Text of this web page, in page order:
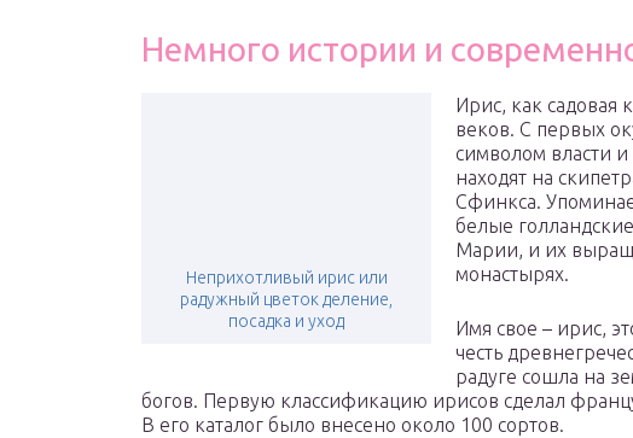
Немного истории и
Неприхотливый ирис или
радужный цветок деление,
посадка и уход
Ирис, как садовая
веков. С первых
символом власти
находят на
Сфинкса.
белые
Марии, и их
монастырях.
Имя свое – ирис,
честь
радуге сошла на
богов. Первую классификацию ирисов сделал
В его каталог было внесено около 100 сортов.